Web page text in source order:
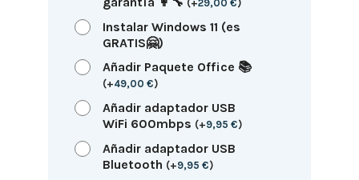
(+29,00 €)
Instalar Windows 11 (es
GRATIS🤗)
Añadir Paquete Office 📚
(+49,00 €)
Añadir adaptador USB
WiFi 600mbps (+9,95 €)
Añadir adaptador USB
Bluetooth (+9,95 €)